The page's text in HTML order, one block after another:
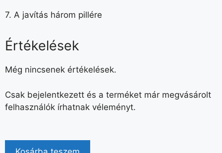
7. A javítás három pillére
Értékelések
Még nincsenek értékelések.
Csak bejelentkezett és a terméket már megvásárolt
felhasználók írhatnak véleményt.